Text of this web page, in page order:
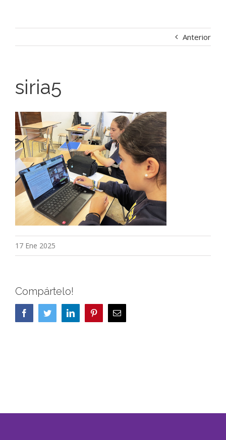
Anterior
siria5
17 Ene 2025
Compártelo!
FacebookTwitterLinkedIn PinterestCorreo
electrónico